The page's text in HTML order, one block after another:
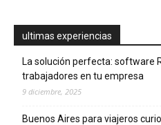
ultimas experiencias
La solución perfecta: software
trabajadores en tu empresa
9 diciembre, 2025
Buenos Aires para viajeros